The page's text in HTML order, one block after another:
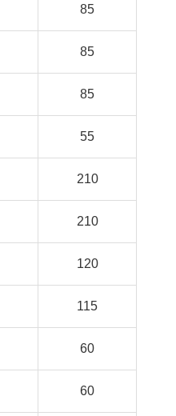
85
85
85
55
210
210
120
115
60
60